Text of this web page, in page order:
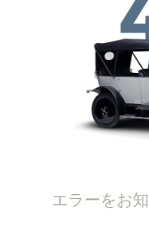
エラーをお